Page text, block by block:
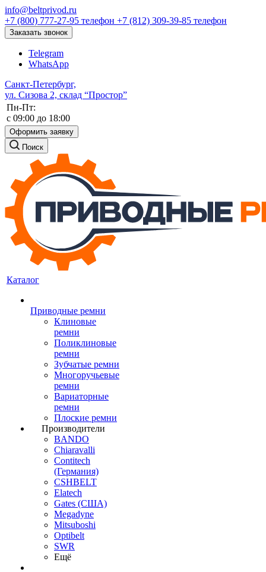
info@beltprivod.ru
+7 (800) 777-27-95 телефон +7 (812) 309-39-85 телефон
Заказать звонок
Telegram
WhatsApp
Санкт-Петербург,
ул. Сизова 2, склад “Простор”
Пн-Пт:
c 09:00 до 18:00
Оформить заявку
Поиск
Каталог
Приводные ремни
Клиновые
ремни
Поликлиновые
ремни
Зубчатые ремни
Многоручьевые
ремни
Вариаторные
ремни
Плоские ремни
Производители
BANDO
Chiaravalli
Contitech
(Германия)
CSHBELT
Elatech
Gates (США)
Megadyne
Mitsuboshi
Optibelt
SWR
Ещё